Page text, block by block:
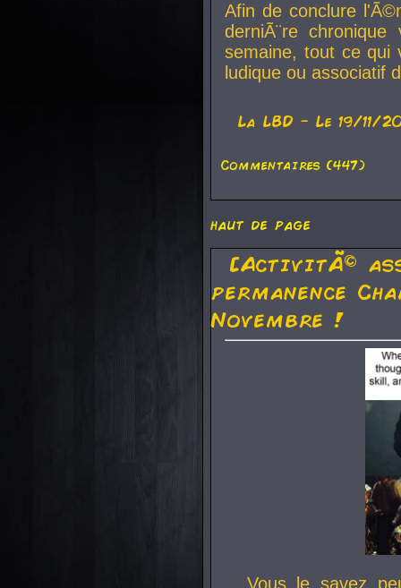
Afin de conclure
derniÃ¨re
semaine, tout ce qui
ludique ou associatif
La LBD - Le 19/11/
Commentaires (447)
haut de page
[ActivitÃ©
permanence
Novembre !
Vous le savez